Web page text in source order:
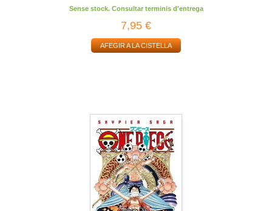
Sense stock. Consultar terminis d'entrega
7,95 €
AFEGIR A LA CISTELLA